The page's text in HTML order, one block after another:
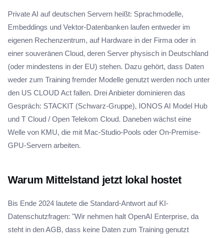
Private AI auf deutschen Servern heißt: Sprachmodelle,
Embeddings und Vektor-Datenbanken laufen entweder im
eigenen Rechenzentrum, auf Hardware in der Firma oder in
einer souveränen Cloud, deren Server physisch in Deutschland
(oder mindestens in der EU) stehen. Dazu gehört, dass Daten
weder zum Training fremder Modelle genutzt werden noch unter
den US CLOUD Act fallen. Drei Anbieter dominieren das
Gespräch: STACKIT (Schwarz-Gruppe), IONOS AI Model Hub
und T Cloud / Open Telekom Cloud. Daneben wächst eine
Welle von KMU, die mit Mac-Studio-Pools oder On-Premise-
GPU-Servern arbeiten.
Warum Mittelstand jetzt lokal hostet
Bis Ende 2024 lautete die Standard-Antwort auf KI-
Datenschutzfragen: "Wir nehmen halt OpenAI Enterprise, da
steht in den AGB, dass keine Daten zum Training genutzt